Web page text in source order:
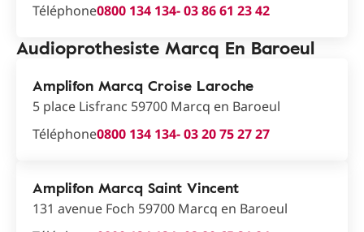
Téléphone0800 134 134- 03 86 61 23 42
Audioprothesiste Marcq En Baroeul
Amplifon Marcq Croise Laroche
5 place Lisfranc 59700 Marcq en Baroeul
Téléphone0800 134 134- 03 20 75 27 27
Amplifon Marcq Saint Vincent
131 avenue Foch 59700 Marcq en Baroeul